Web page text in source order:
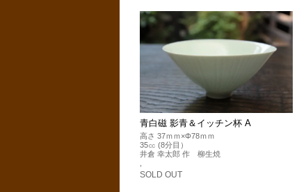
青白磁 影青＆イッチン杯 A
高さ 37ｍｍ×Φ78ｍｍ
35㏄ (8分目）
井倉 幸太郎 作 柳生焼
SOLD OUT